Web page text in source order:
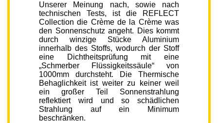
Unserer Meinung nach, sowie nach
technischen Tests, ist die REFLECT
Collection die Crème de la Crème was
den Sonnenschutz angeht. Dies kommt
durch winzige Stücke Aluminium
innerhalb des Stoffs, wodurch der Stoff
eine Dichtheitsprüfung mit eine
„Schmerber Flüssigkeitssäule“ von
1000mm durchsteht. Die Thermische
Behaglichkeit ist weiter zu keiner weil
ein großer Teil Sonnenstrahlung
reflektiert wird und so schädlichen
Strahlung auf ein Minimum
beschränken.